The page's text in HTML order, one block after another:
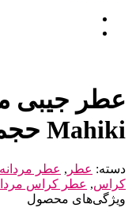
عطر جیبی
Mahiki حجم 45 میلی لیتر
دسته: عطر , عطر مردانه
کراس, عطر کراس
ویژگی‌های محصول